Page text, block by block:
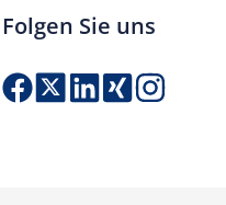
120 min
Produkt
Folgen Sie uns